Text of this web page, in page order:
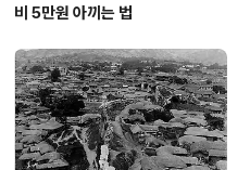
비 5만원 아끼는 법